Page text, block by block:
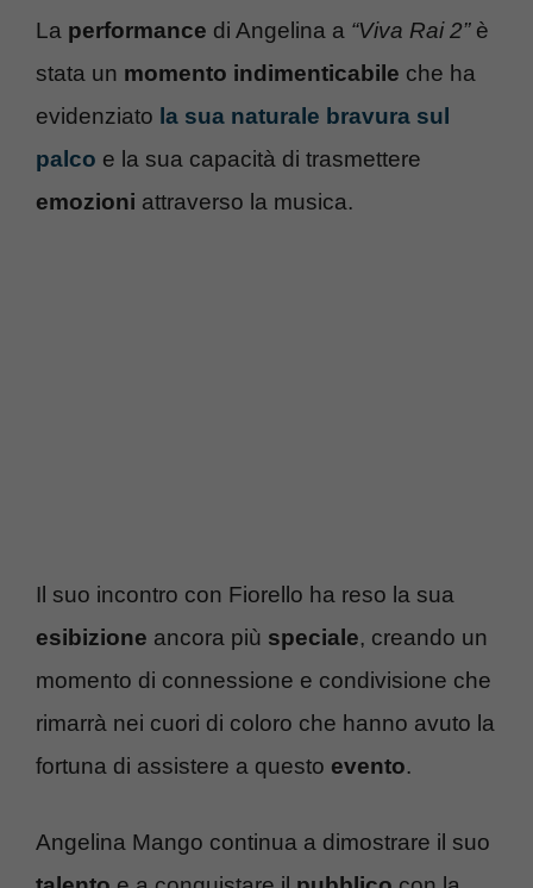
La performance di Angelina a “Viva Rai 2”è
stata un momento indimenticabile che ha
evidenziato la sua naturale bravura sul
palco e la sua capacità di trasmettere
emozioni attraverso la musica.
Il suo incontro con Fiorello ha reso la sua
esibizione ancora più speciale, creando un
momento di connessione e condivisione che
rimarrà nei cuori di coloro che hanno avuto la
fortuna di assistere a questo evento.
Angelina Mango continua a dimostrare il suo